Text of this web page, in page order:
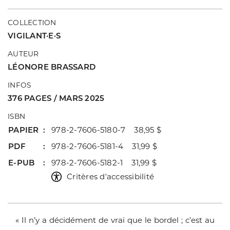
COLLECTION
VIGILANT·E·S
AUTEUR
LÉONORE BRASSARD
INFOS
376 PAGES / MARS 2025
ISBN
PAPIER
978-2-7606-5180-7 38,95 $
PDF
978-2-7606-5181-4 31,99 $
E-PUB
978-2-7606-5182-1 31,99 $
Critères d'accessibilité
« Il n’y a décidément de vrai que le bordel ; c’est au